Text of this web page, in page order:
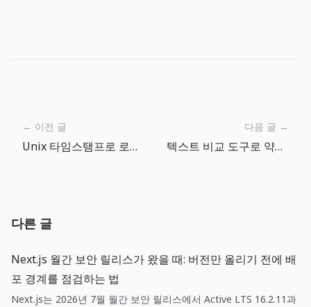
← 이전 글
Unix 타임스탬프로 로그 시간과 만료 시간을 바로 해석하기
다음 글 →
텍스트 비교 도구로 약관과 릴리즈 노트 변경점 검토하기
다른 글
Next.js 월간 보안 릴리스가 왔을 때: 버전만 올리기 전에 배
포 경계를 점검하는 법
Next.js는 2026년 7월 월간 보안 릴리스에서 Active LTS 16.2.11과